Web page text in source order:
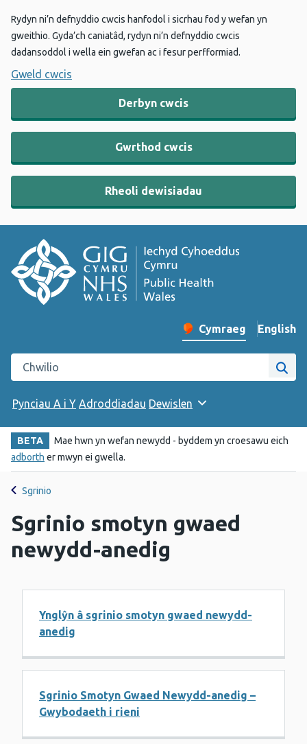
Rydyn ni’n defnyddio cwcis hanfodol i sicrhau fod y wefan yn
gweithio. Gyda’ch caniatâd, rydyn ni’n defnyddio cwcis
dadansoddol i wella ein gwefan ac i fesur perfformiad.
Gweld cwcis
Derbyn cwcis
Gwrthod cwcis
Rheoli dewisiadau
Newid iaith y wefan
Cymraeg English
–
Chwilio gwefan Iechyd Cyhoeddus Cymru
Pynciau A i Y Adroddiadau Dewislen
BETA
Mae hwn yn wefan newydd - byddem yn croesawu eich
adborth er mwyn ei gwella.
Sgrinio
Sgrinio smotyn gwaed
newydd-anedig
Ynglŷn â sgrinio smotyn gwaed newydd-
anedig
Sgrinio Smotyn Gwaed Newydd-anedig –
Gwybodaeth i rieni